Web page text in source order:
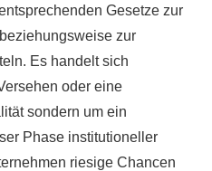
Gesetze zur
zur
Es handelt sich
oder eine
sondern um ein
Phase institutioneller
riesige Chancen